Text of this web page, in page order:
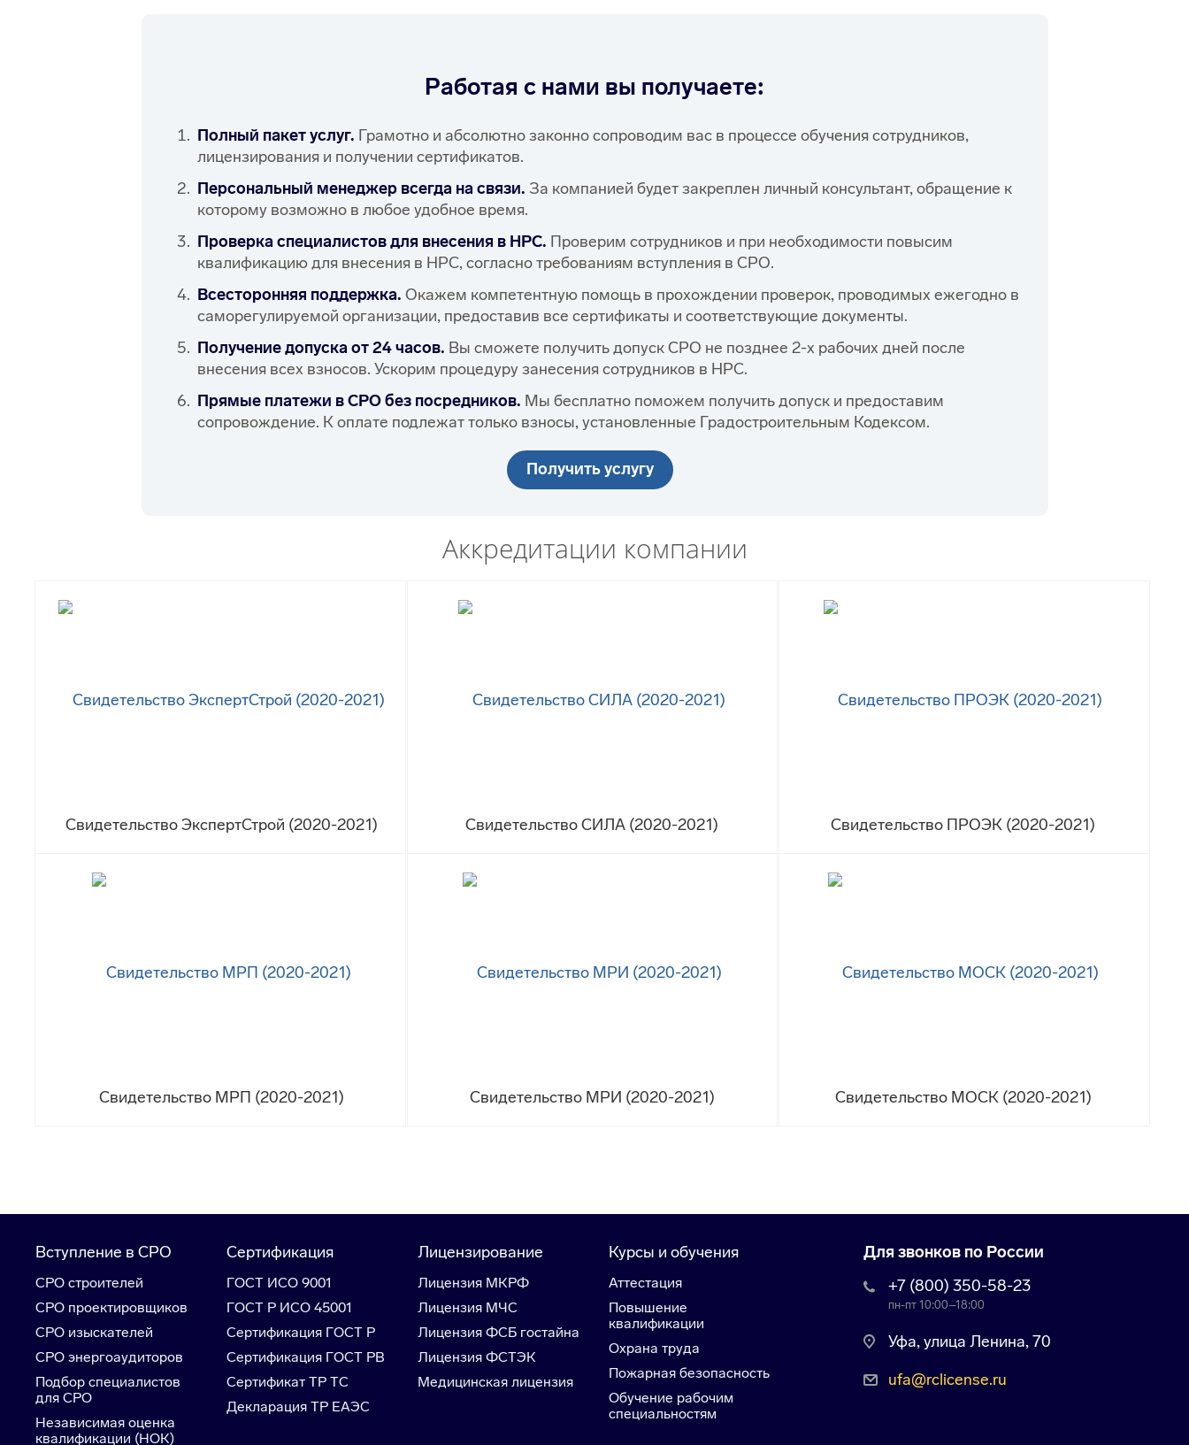
Работая с нами вы получаете:
Полный пакет услуг. Грамотно и абсолютно законно сопроводим вас в процессе обучения сотрудников,
лицензирования и получении сертификатов.
Персональный менеджер всегда на связи. За компанией будет закреплен личный консультант, обращение к
которому возможно в любое удобное время.
Проверка специалистов для внесения в НРС. Проверим сотрудников и при необходимости повысим
квалификацию для внесения в НРС, согласно требованиям вступления в СРО.
Всесторонняя поддержка. Окажем компетентную помощь в прохождении проверок, проводимых ежегодно в
саморегулируемой организации, предоставив все сертификаты и соответствующие документы.
Получение допуска от 24 часов. Вы сможете получить допуск СРО не позднее 2-х рабочих дней после
внесения всех взносов. Ускорим процедуру занесения сотрудников в НРС.
Прямые платежи в СРО без посредников. Мы бесплатно поможем получить допуск и предоставим
сопровождение. К оплате подлежат только взносы, установленные Градостроительным Кодексом.
Получить услугу
Аккредитации компании
Свидетельство ЭкспертСтрой (2020-2021) Свидетельство СИЛА (2020-2021) Свидетельство ПРОЭК (2020-2021)
Свидетельство МРП (2020-2021) Свидетельство МРИ (2020-2021) Свидетельство МОСК (2020-2021)
Вступление в СРО
СРО строителей
СРО проектировщиков
СРО изыскателей
СРО энергоаудиторов
Подбор специалистов
для СРО
Независимая оценка
квалификации (НОК)
Сертификация
ГОСТ ИСО 9001
ГОСТ Р ИСО 45001
Сертификация ГОСТ Р
Сертификация ГОСТ РВ
Сертификат ТР ТС
Декларация ТР ЕАЭС
Лицензирование
Лицензия МКРФ
Лицензия МЧС
Лицензия ФСБ гостайна
Лицензия ФСТЭК
Медицинская лицензия
Курсы и обучения
Аттестация
Повышение
квалификации
Охрана труда
Пожарная безопасность
Обучение рабочим
специальностям
Для звонков по России
+7 (800) 350-58-23
пн-пт 10:00–18:00
Уфа, улица Ленина, 70
ufa@rclicense.ru